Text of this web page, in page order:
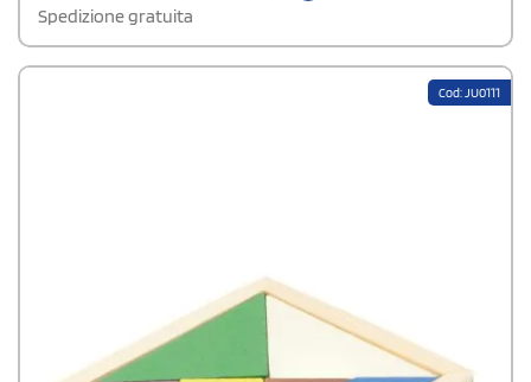
Spedizione gratuita
Cod: JU0111